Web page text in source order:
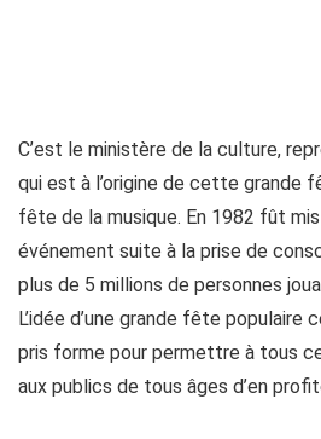
C’est le ministère de la culture,
qui est à l’origine de cette grande
fête de la musique. En 1982 fût
événement suite à la prise de
plus de 5 millions de personnes
L’idée d’une grande fête
pris forme pour permettre à tous
aux publics de tous âges d’en